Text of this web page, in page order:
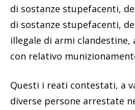
di sostanze stupefacenti,
di sostanze stupefacenti,
illegale di armi clandestine,
con relativo
Questi i reati contestati, a
diverse persone arrestate